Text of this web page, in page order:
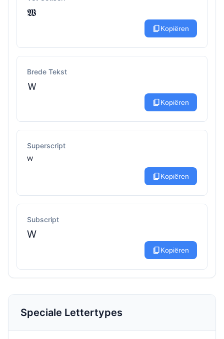
𝖂
content_copyKopiëren
Brede Tekst
Ｗ
content_copyKopiëren
Superscript
ᵂ
content_copyKopiëren
Subscript
W
content_copyKopiëren
Speciale Lettertypes